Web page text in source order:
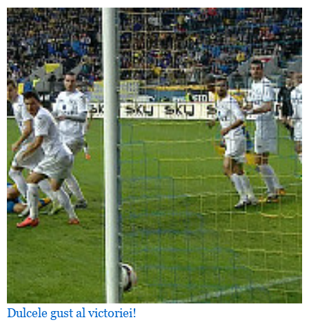
Dulcele gust al victoriei!